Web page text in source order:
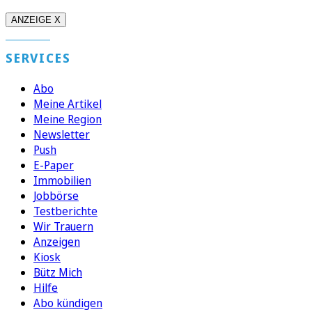
ANZEIGE X
SERVICES
Abo
Meine Artikel
Meine Region
Newsletter
Push
E-Paper
Immobilien
Jobbörse
Testberichte
Wir Trauern
Anzeigen
Kiosk
Bütz Mich
Hilfe
Abo kündigen